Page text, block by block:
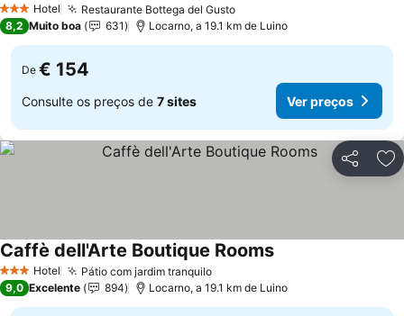
3 EstrelasHotel Restaurante Bottega del Gusto
8,2 Muito boa 631 Locarno, a 19.1 km de Luino
De € 154
Consulte os preços de 7 sites Ver preços
Partilhar
3 EstrelasHotel Pátio com jardim tranquilo
Caffè dell'Arte Boutique Rooms
9,0 Excelente 894 Locarno, a 19.1 km de Luino